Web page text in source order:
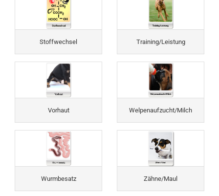
Stoffwechsel Training/Leistung
Vorhaut Welpenaufzucht/Milch
Wurmbesatz Zähne/Maul